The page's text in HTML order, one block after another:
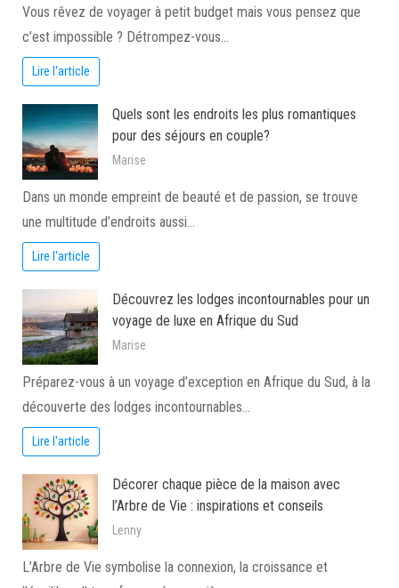
Vous rêvez de voyager à petit budget mais vous pensez que
c’est impossible ? Détrompez-vous…
Lire l'article
Quels sont les endroits les plus romantiques
pour des séjours en couple?
Marise
Dans un monde empreint de beauté et de passion, se trouve
une multitude d’endroits aussi…
Lire l'article
Découvrez les lodges incontournables pour un
voyage de luxe en Afrique du Sud
Marise
Préparez-vous à un voyage d’exception en Afrique du Sud, à la
découverte des lodges incontournables…
Lire l'article
Décorer chaque pièce de la maison avec
l’Arbre de Vie : inspirations et conseils
Lenny
L’Arbre de Vie symbolise la connexion, la croissance et